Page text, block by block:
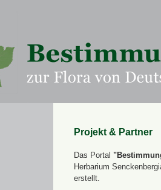
Projekt & Partner
Das Portal
Herbarium
erstellt.